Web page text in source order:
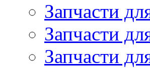
Запчасти
Запчасти
Запчасти